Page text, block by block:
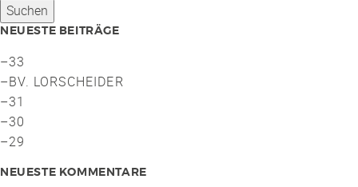
Suchen
NEUESTE BEITRÄGE
33
BV. LORSCHEIDER
31
30
29
NEUESTE KOMMENTARE